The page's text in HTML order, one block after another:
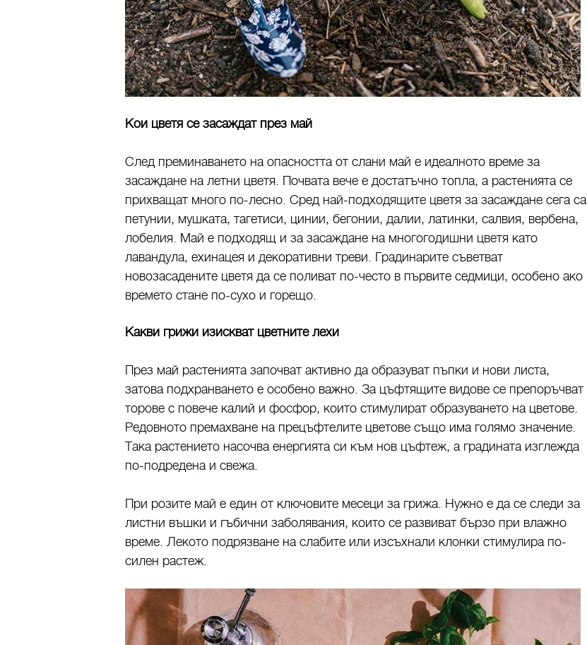
Кои цветя се засаждат през май
След преминаването на опасността от слани май е идеалното време за
засаждане на летни цветя. Почвата вече е достатъчно топла, а растенията се
прихващат много по-лесно. Сред най-подходящите цветя за засаждане сега са
петунии, мушката, тагетиси, цинии, бегонии, далии, латинки, салвия, вербена,
лобелия. Май е подходящ и за засаждане на многогодишни цветя като
лавандула, ехинацея и декоративни треви. Градинарите съветват
новозасадените цветя да се поливат по-често в първите седмици, особено ако
времето стане по-сухо и горещо.
Какви грижи изискват цветните лехи
През май растенията започват активно да образуват пъпки и нови листа,
затова подхранването е особено важно. За цъфтящите видове се препоръчват
торове с повече калий и фосфор, които стимулират образуването на цветове.
Редовното премахване на прецъфтелите цветове също има голямо значение.
Така растението насочва енергията си към нов цъфтеж, а градината изглежда
по-подредена и свежа.
При розите май е един от ключовите месеци за грижа. Нужно е да се следи за
листни въшки и гъбични заболявания, които се развиват бързо при влажно
време. Лекото подрязване на слабите или изсъхнали клонки стимулира по-
силен растеж.